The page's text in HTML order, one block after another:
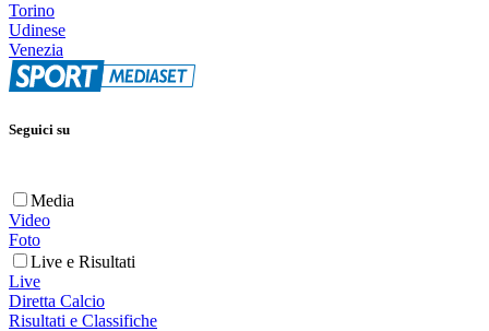
Torino
Udinese
Venezia
Seguici su
Media
Video
Foto
Live e Risultati
Live
Diretta Calcio
Risultati e Classifiche